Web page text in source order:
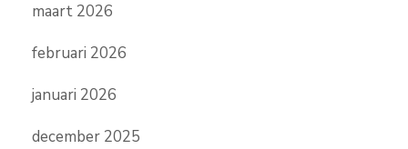
maart 2026
februari 2026
januari 2026
december 2025